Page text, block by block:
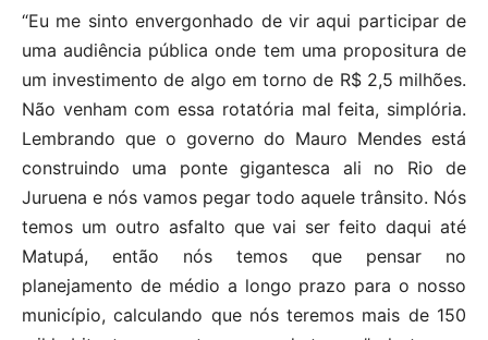
“Eu me sinto envergonhado de vir aqui participar de
uma audiência pública onde tem uma propositura de
um investimento de algo em torno de R$ 2,5 milhões.
Não venham com essa rotatória mal feita, simplória.
Lembrando que o governo do Mauro Mendes está
construindo uma ponte gigantesca ali no Rio de
Juruena e nós vamos pegar todo aquele trânsito. Nós
temos um outro asfalto que vai ser feito daqui até
Matupá, então nós temos que pensar no
planejamento de médio a longo prazo para o nosso
município, calculando que nós teremos mais de 150